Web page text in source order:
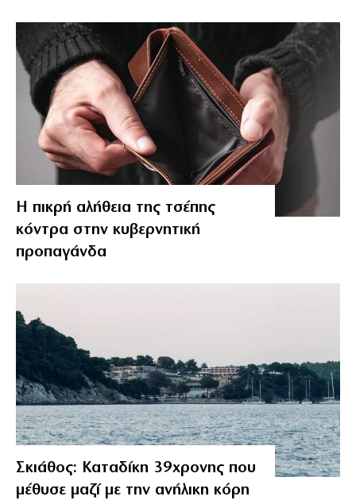
Η πικρή αλήθεια της τσέπης
κόντρα στην κυβερνητική
προπαγάνδα
Σκιάθος: Καταδίκη 39χρονης που
μέθυσε μαζί με την ανήλικη κόρη